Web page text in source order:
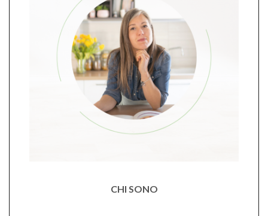
CHI SONO